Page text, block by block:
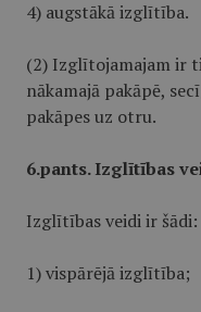
4) augstākā izglītība.
(2) Izglītojamajam ir
nākamajā pakāpē,
pakāpes uz otru.
6.pants. Izglītības
Izglītības veidi ir šādi:
1) vispārējā izglītība;